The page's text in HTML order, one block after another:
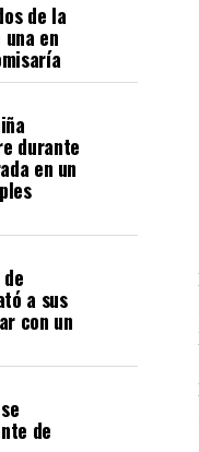
de la
en
durante
en un
a sus
con un
de